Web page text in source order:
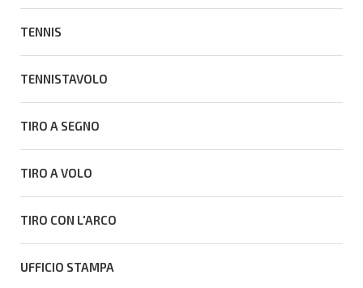
TENNIS
TENNISTAVOLO
TIRO A SEGNO
TIRO A VOLO
TIRO CON L'ARCO
UFFICIO STAMPA